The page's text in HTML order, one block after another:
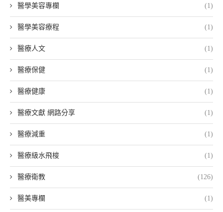
醫學美容專欄 (1)
醫學美容療程 (1)
醫療人文 (1)
醫療保健 (1)
醫療健康 (1)
醫療文獻 網路分享 (1)
醫療減重 (1)
醫療級水飛梭 (1)
醫療衛教 (126)
醫美專欄 (1)